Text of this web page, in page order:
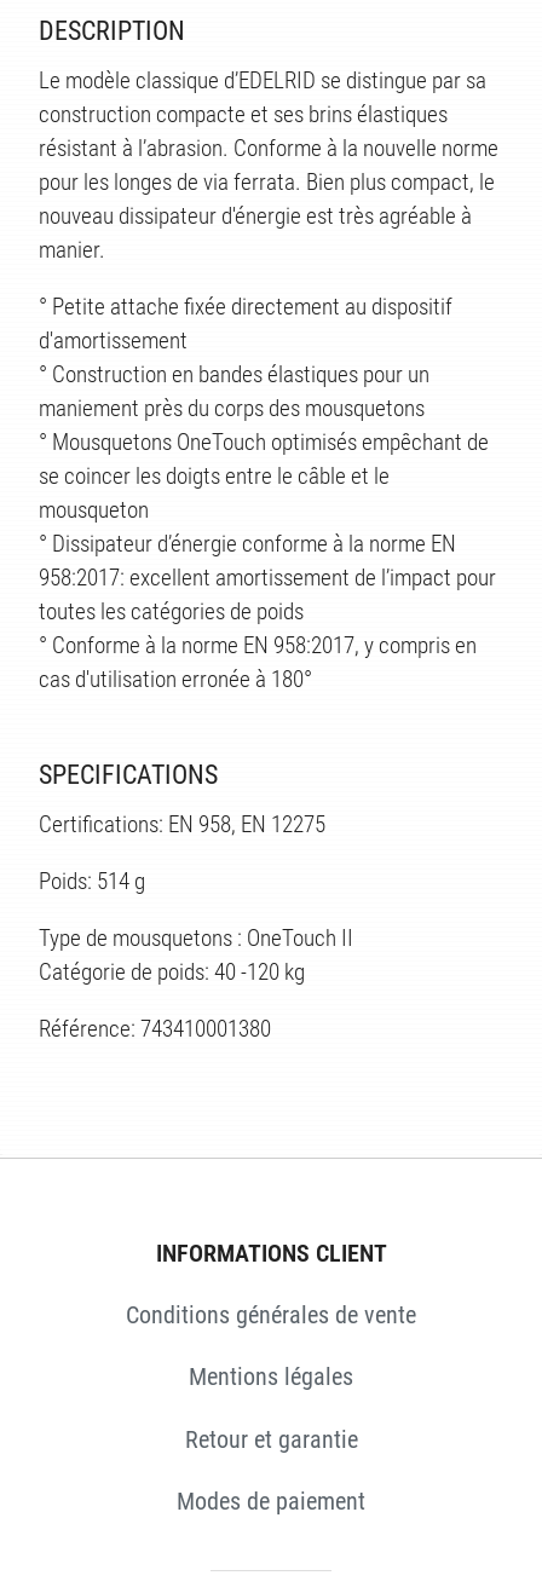
DESCRIPTION
Le modèle classique d’EDELRID se distingue par sa
construction compacte et ses brins élastiques
résistant à l’abrasion. Conforme à la nouvelle norme
pour les longes de via ferrata. Bien plus compact, le
nouveau dissipateur d'énergie est très agréable à
manier.
° Petite attache fixée directement au dispositif
d'amortissement
° Construction en bandes élastiques pour un
maniement près du corps des mousquetons
° Mousquetons OneTouch optimisés empêchant de
se coincer les doigts entre le câble et le
mousqueton
° Dissipateur d’énergie conforme à la norme EN
958:2017: excellent amortissement de l’impact pour
toutes les catégories de poids
° Conforme à la norme EN 958:2017, y compris en
cas d'utilisation erronée à 180°
SPECIFICATIONS
Certifications: EN 958, EN 12275
Poids: 514 g
Type de mousquetons : OneTouch II
Catégorie de poids: 40 -120 kg
Référence: 743410001380
INFORMATIONS CLIENT
Conditions générales de vente
Mentions légales
Retour et garantie
Modes de paiement